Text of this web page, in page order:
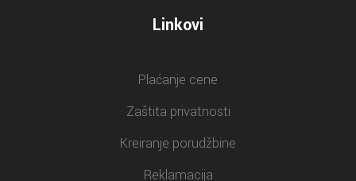
Linkovi
Plaćanje cene
Zaštita privatnosti
Kreiranje porudžbine
Reklamacija